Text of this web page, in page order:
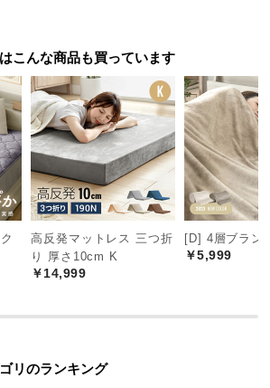
こんな商品も買っています
高反発マットレス 三つ折
り 厚さ10cm K
￥14,999
[D] 4層ブラン
￥5,999
リのランキング